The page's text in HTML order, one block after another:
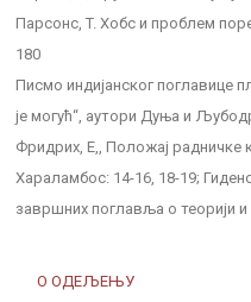
О ОДЕЉЕЊУ
Парсонс, T. Хобс и проблем
180
Писмо индијанског поглавице
је могућ“, аутори Дуња и
Фридрих, Е,, Положај радничке
Хараламбос: 14-16, 18-19;
завршних поглавља о теорији и